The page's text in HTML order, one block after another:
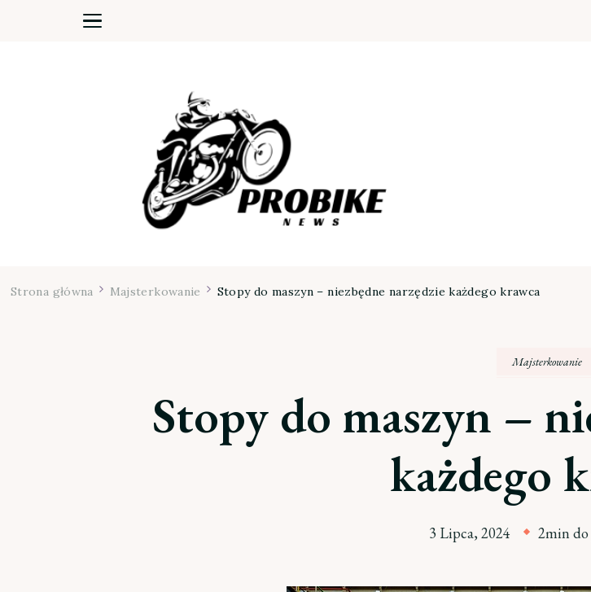
Strona główna Majsterkowanie Stopy do maszyn – niezbędne narzędzie każdego krawca
Majsterkowanie
Stopy do maszyn –
każdego
3 Lipca, 2024 2min do